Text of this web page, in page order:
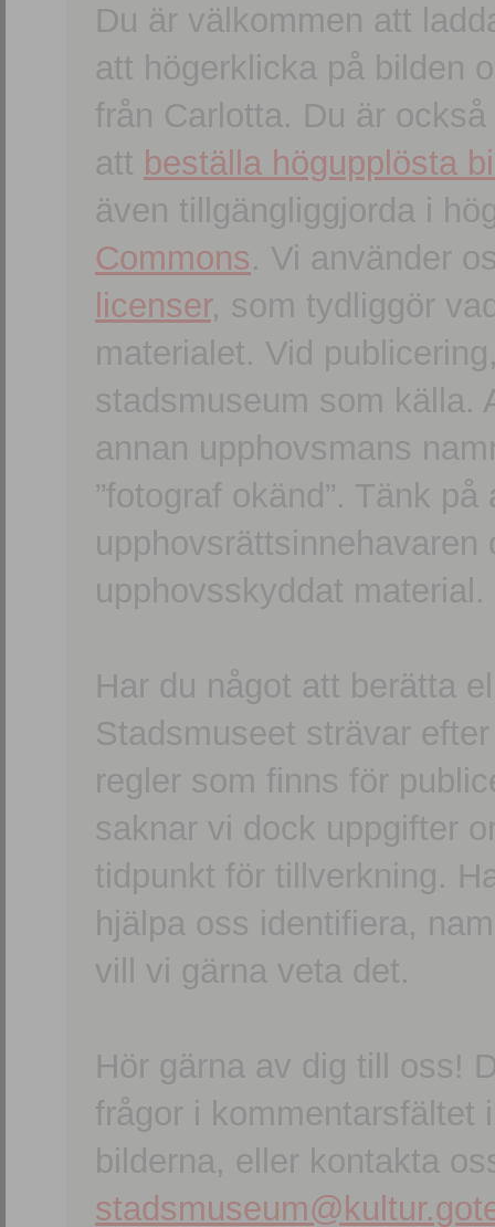
Du är välkommen att
att högerklicka på bilden
från Carlotta. Du är
att beställa högupplösta
även tillgängliggjorda i
Commons. Vi använder
licenser, som tydliggör
materialet. Vid
stadsmuseum som källa.
annan upphovsmans
”fotograf okänd”. Tänk
upphovsskyddat material.
Har du något att berätta
Stadsmuseet strävar
regler som finns för
saknar vi dock uppgifter
tidpunkt för tillverkning.
hjälpa oss identifiera,
vill vi gärna veta det.
Hör gärna av dig till oss!
frågor i kommentarsfältet
bilderna, eller kontakta